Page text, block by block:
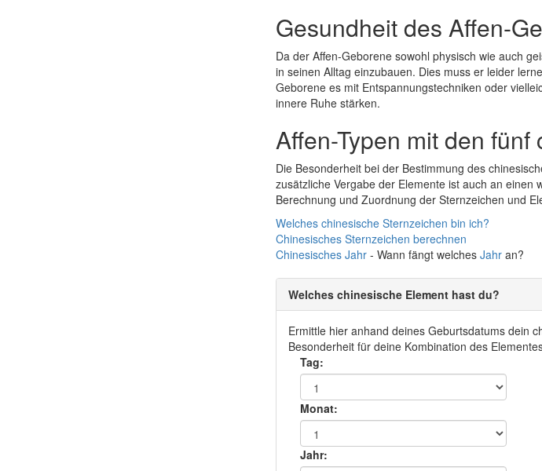
Gesundheit des Affen-
Da der Affen-Geborene sowohl physisch wie auch
in seinen Alltag einzubauen. Dies muss er leider
Geborene es mit Entspannungstechniken oder
innere Ruhe stärken.
Affen-Typen mit den
Die Besonderheit bei der Bestimmung des
zusätzliche Vergabe der Elemente ist auch an
Berechnung und Zuordnung der Sternzeichen und
Welches chinesische Sternzeichen bin ich?
Chinesisches Sternzeichen berechnen
Chinesisches Jahr - Wann fängt welches Jahr an?
Welches chinesische Element hast du?
Ermittle hier anhand deines Geburtsdatums dein
Besonderheit für deine Kombination des
Tag:
Monat:
Jahr: